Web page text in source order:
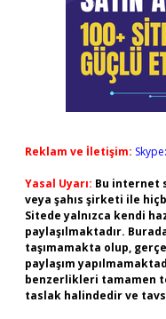
Reklam ve İletişim:
Yasal Uyarı: Bu internet
veya şahıs şirketi ile
Sitede yalnızca kendi
paylaşılmaktadır.
taşımamakta olup,
paylaşım
benzerlikleri tamamen
taslak halindedir ve